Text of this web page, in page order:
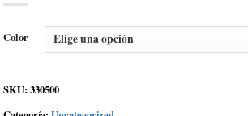
Color
SKU: 330500